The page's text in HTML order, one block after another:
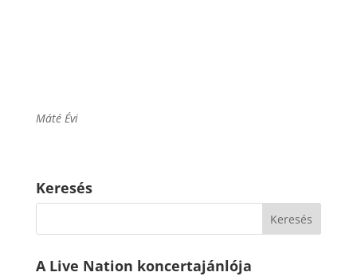
Máté Évi
Keresés
A Live Nation koncertajánlója